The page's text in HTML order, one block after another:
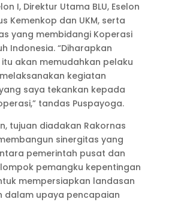
I, Direktur Utama BLU, Eselon
Kemenkop dan UKM, serta
yang membidangi Koperasi
Indonesia. “Diharapkan
akan memudahkan pelaku
kegiatan
saya tekankan kepada
tandas Puspayoga.
tujuan diadakan Rakornas
sinergitas yang
pemerintah pusat dan
pemangku kepentingan
mempersiapkan landasan
dalam upaya pencapaian